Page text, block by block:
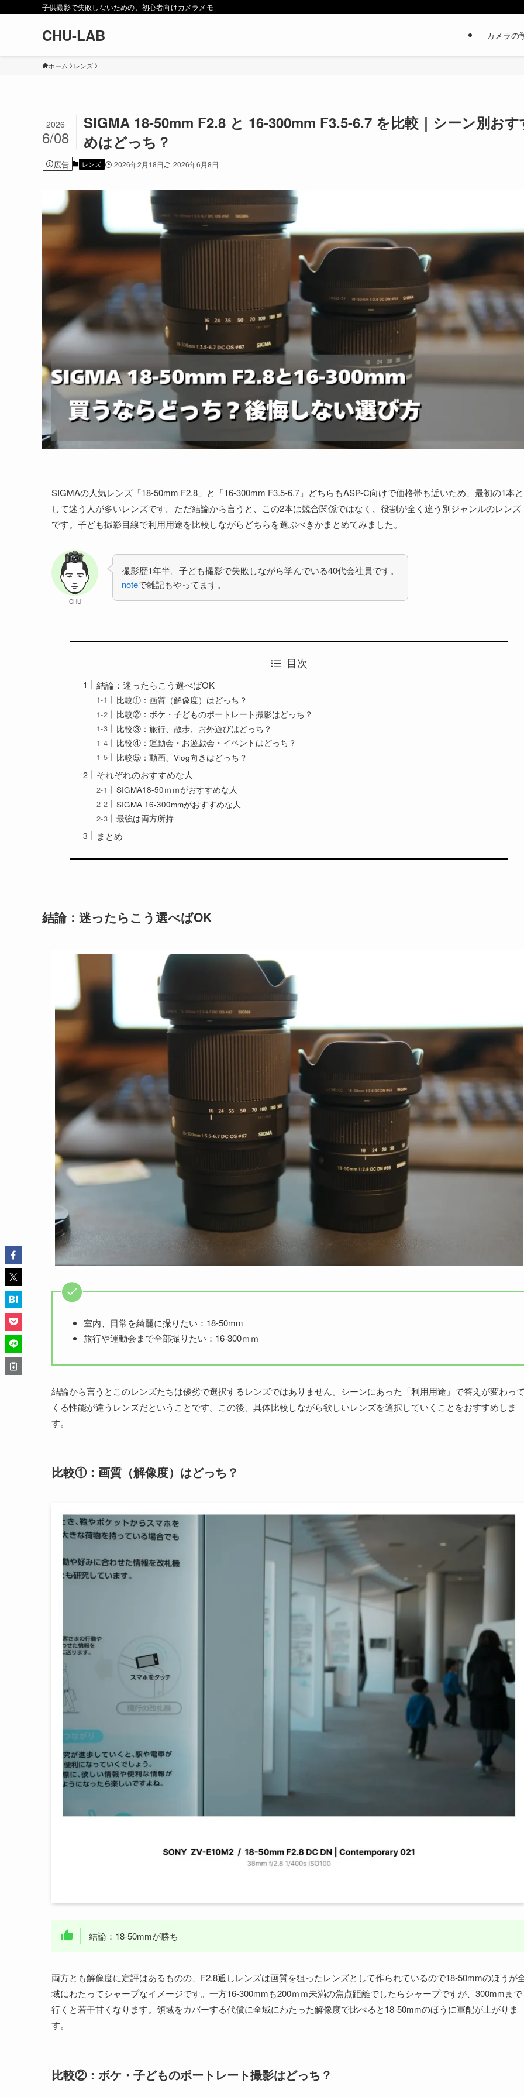
子供撮影で失敗しないための、初心者向けカメラメモ
CHU-LAB カメラの
ホーム レンズ
SIGMA 18-50mm F2.8 と 16-300mm F3.5-6.7 を比較｜シーン別おす
めはどっち？
2026
6/08
広告 レンズ 2026年2月18日 2026年6月8日
SIGMAの人気レンズ「18‐50mm F2.8」と「16-300mm F3.5-6.7」どちらもASP-C向けで価格帯も近いため、最初の1本と
して迷う人が多いレンズです。ただ結論から言うと、この2本は競合関係ではなく、役割が全く違う別ジャンルのレンズ
です。子ども撮影目線で利用用途を比較しながらどちらを選ぶべきかまとめてみました。
CHU
撮影歴1年半。子ども撮影で失敗しながら学んでいる40代会社員です。
noteで雑記もやってます。
目次
結論：迷ったらこう選べばOK
比較①：画質（解像度）はどっち？
比較②：ボケ・子どものポートレート撮影はどっち？
比較③：旅行、散歩、お外遊びはどっち？
比較④：運動会・お遊戯会・イベントはどっち？
比較⑤：動画、Vlog向きはどっち？
それぞれのおすすめな人
SIGMA18-50ｍｍがおすすめな人
SIGMA 16-300mmがおすすめな人
最強は両方所持
まとめ
結論：迷ったらこう選べばOK
室内、日常を綺麗に撮りたい：18-50mm
旅行や運動会まで全部撮りたい：16-300ｍｍ
結論から言うとこのレンズたちは優劣で選択するレンズではありません。シーンにあった「利用用途」で答えが変わっ
くる性能が違うレンズだということです。この後、具体比較しながら欲しいレンズを選択していくことをおすすめしま
す。
比較①：画質（解像度）はどっち？
結論：18-50mmが勝ち
両方とも解像度に定評はあるものの、F2.8通しレンズは画質を狙ったレンズとして作られているので18-50mmのほうが
域にわたってシャープなイメージです。一方16-300mmも200ｍｍ未満の焦点距離でしたらシャープですが、300mmまで
行くと若干甘くなります。領域をカバーする代償に全域にわたった解像度で比べると18-50mmのほうに軍配が上がりま
す。
比較②：ボケ・子どものポートレート撮影はどっち？